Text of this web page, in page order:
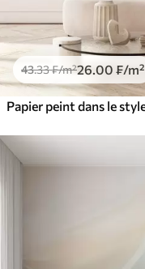
43.33₣/m²26.00 ₣/m²